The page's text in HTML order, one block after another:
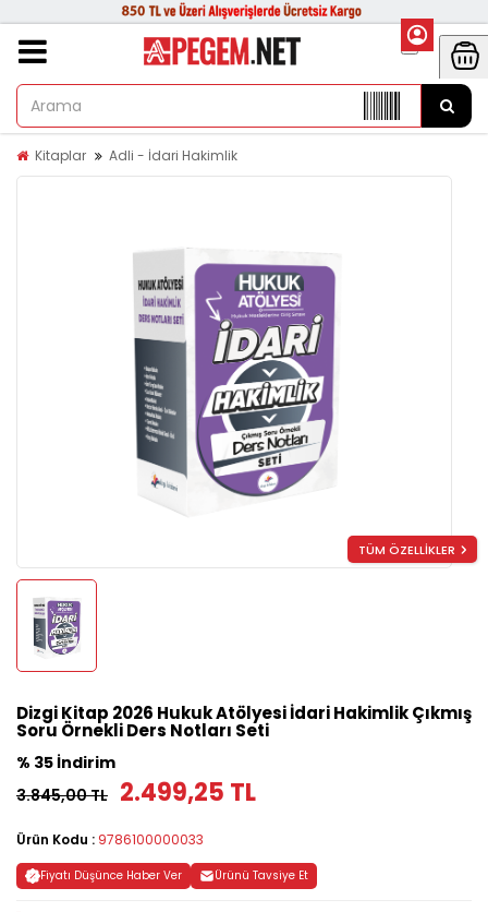
Kitaplar Adli - İdari Hakimlik
TÜM ÖZELLİKLER
Dizgi Kitap 2026 Hukuk Atölyesi İdari Hakimlik Çıkmış
Soru Örnekli Ders Notları Seti
% 35 İndirim
3.845,00 TL 2.499,25 TL
Ürün Kodu : 9786100000033
Fiyatı Düşünce Haber Ver Ürünü Tavsiye Et